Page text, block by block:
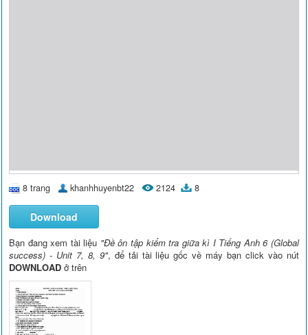
8 trang khanhhuyenbt22 2124 8
Download
Bạn đang xem tài liệu "Đề ôn tập kiểm tra giữa kì I Tiếng Anh 6 (Global
success) - Unit 7, 8, 9", để tải tài liệu gốc về máy bạn click vào nút
DOWNLOAD ở trên